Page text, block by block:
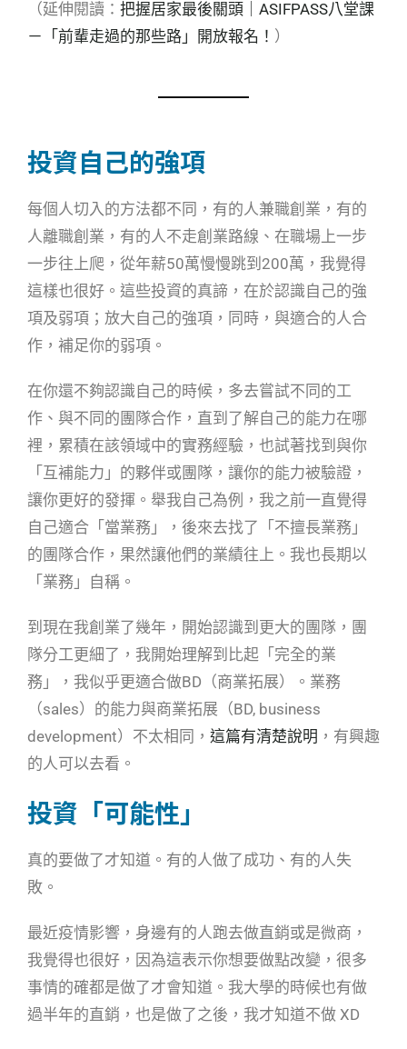
（延伸閱讀： 把握居家最後關頭｜ASIFPASS八堂課
－「前輩走過的那些路」開放報名！ ）
投資自己的強項
每個人切入的方法都不同，有的人兼職創業，有的
人離職創業，有的人不走創業路線、在職場上一步
一步往上爬，從年薪50萬慢慢跳到200萬，我覺得
這樣也很好。這些投資的真諦，在於認識自己的強
項及弱項；放大自己的強項，同時，與適合的人合
作，補足你的弱項。
在你還不夠認識自己的時候，多去嘗試不同的工
作、與不同的團隊合作，直到了解自己的能力在哪
裡，累積在該領域中的實務經驗，也試著找到與你
「互補能力」的夥伴或團隊，讓你的能力被驗證，
讓你更好的發揮。舉我自己為例，我之前一直覺得
自己適合「當業務」，後來去找了「不擅長業務」
的團隊合作，果然讓他們的業績往上。我也長期以
「業務」自稱。
到現在我創業了幾年，開始認識到更大的團隊，團
隊分工更細了，我開始理解到比起「完全的業
務」，我似乎更適合做BD（商業拓展）。業務
（sales）的能力與商業拓展（BD, business
development）不太相同， 這篇有清楚說明 ，有興趣
的人可以去看。
投資「可能性」
真的要做了才知道。有的人做了成功、有的人失
敗。
最近疫情影響，身邊有的人跑去做直銷或是微商，
我覺得也很好，因為這表示你想要做點改變，很多
事情的確都是做了才會知道。我大學的時候也有做
過半年的直銷，也是做了之後，我才知道不做 XD